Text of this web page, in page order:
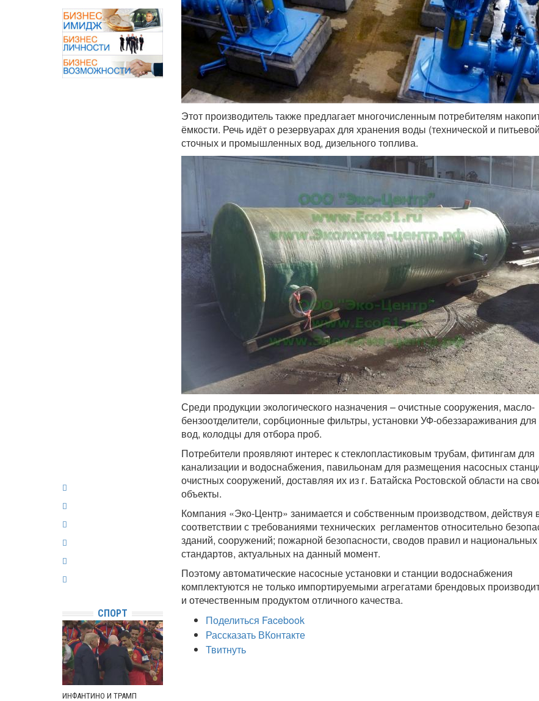
Этот производитель также предлагает многочисленным потребителям
ёмкости. Речь идёт о резервуарах для хранения воды (технической и
сточных и промышленных вод, дизельного топлива.
Среди продукции экологического назначения – очистные сооружения, масло-
бензоотделители, сорбционные фильтры, установки УФ-обеззараживания
вод, колодцы для отбора проб.
Потребители проявляют интерес к стеклопластиковым трубам, фитингам для
канализации и водоснабжения, павильонам для размещения насосных
очистных сооружений, доставляя их из г. Батайска Ростовской области на
объекты.
Компания «Эко-Центр» занимается и собственным производством, действуя
соответствии с требованиями технических регламентов относительно
зданий, сооружений; пожарной безопасности, сводов правил и национальных
стандартов, актуальных на данный момент.
Поэтому автоматические насосные установки и станции водоснабжения
комплектуются не только импортируемыми агрегатами брендовых
и отечественным продуктом отличного качества.
Поделиться Facebook
Рассказать ВКонтакте
Твитнуть
СПОРТ
ИНФАНТИНО И ТРАМП